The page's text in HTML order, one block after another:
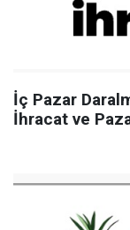
İç Pazar
İhracat ve